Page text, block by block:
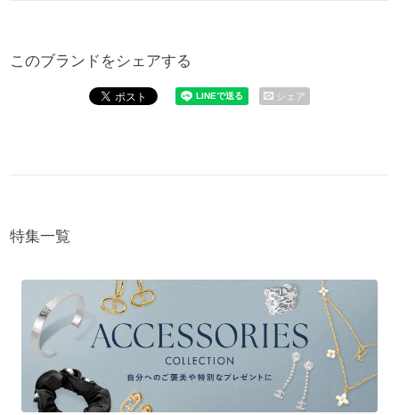
このブランドをシェアする
シェア
特集一覧